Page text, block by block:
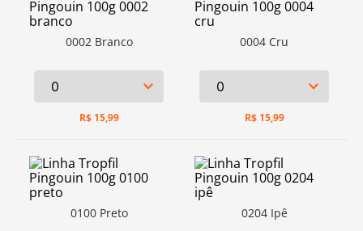
0002 Branco
R$ 15,99
0004 Cru
R$ 15,99
0100 Preto 0204 Ipê